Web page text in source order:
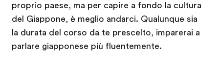
proprio paese, ma per capire a fondo la cultura
del Giappone, è meglio andarci. Qualunque sia
la durata del corso da te prescelto, imparerai a
parlare giapponese più fluentemente.